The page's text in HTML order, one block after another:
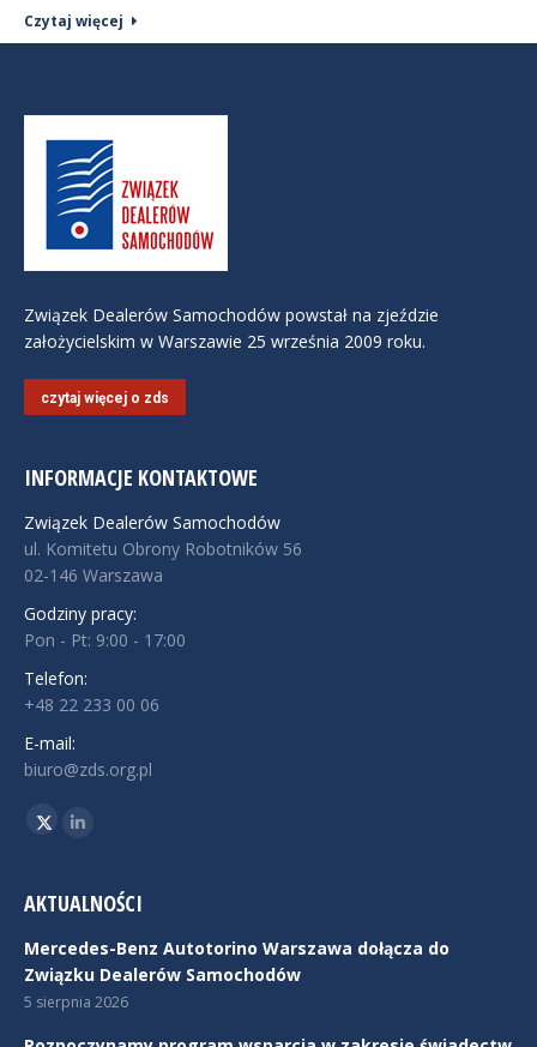
Czytaj więcej
Związek Dealerów Samochodów powstał na zjeździe
założycielskim w Warszawie 25 września 2009 roku.
czytaj więcej o zds
INFORMACJE KONTAKTOWE
Związek Dealerów Samochodów
ul. Komitetu Obrony Robotników 56
02-146 Warszawa
Godziny pracy:
Pon - Pt: 9:00 - 17:00
Telefon:
+48 22 233 00 06
E-mail:
biuro@zds.org.pl
Znajdź nas na:
TwitterLinkedin
AKTUALNOŚCI
Mercedes-Benz Autotorino Warszawa dołącza do
Związku Dealerów Samochodów
5 sierpnia 2026